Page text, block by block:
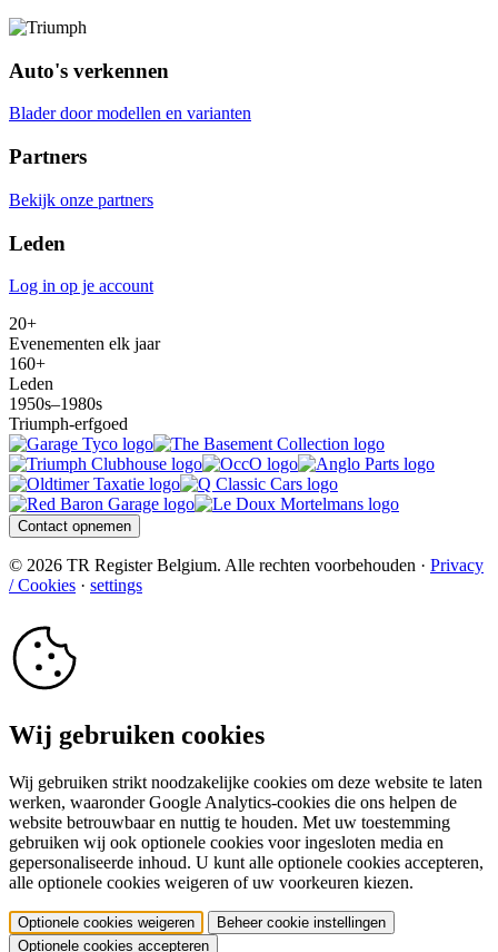
Auto's verkennen
Blader door modellen en varianten
Partners
Bekijk onze partners
Leden
Log in op je account
20+
Evenementen elk jaar
160+
Leden
1950s–1980s
Triumph-erfgoed
Contact opnemen
© 2026 TR Register Belgium. Alle rechten voorbehouden · Privacy
/ Cookies · settings
Wij gebruiken cookies
Wij gebruiken strikt noodzakelijke cookies om deze website te laten
werken, waaronder Google Analytics-cookies die ons helpen de
website betrouwbaar en nuttig te houden. Met uw toestemming
gebruiken wij ook optionele cookies voor ingesloten media en
gepersonaliseerde inhoud. U kunt alle optionele cookies accepteren,
alle optionele cookies weigeren of uw voorkeuren kiezen.
Optionele cookies weigeren
Beheer cookie instellingen
Optionele cookies accepteren